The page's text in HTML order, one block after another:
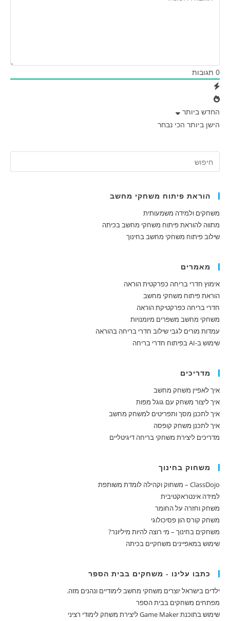
0 תגובות
החדש ביותר
הישן ביותר הכי נבחר
הוראת פיתוח משחקי מחשב
משחקים ולמידה משמעותית
מתווה להוראת פיתוח משחקי מחשב בכיתה
שילוב פיתוח משחקי מחשב בחינוך
מאמרים
אימוץ חדרי בריחה כפרקטית הוראה
הוראת פיתוח משחקי מחשב
חדרי בריחה כפרקטיקת הוראה
משחקי מחשב משפרים מיומנויות
עמדות מורים לגבי שילוב חדרי בריחה בהוראה
שימוש ב-AI בפיתוח חדרי בריחה
מדריכים
איך לאפיין משחק מחשב
איך ליצור משחק עם גוגל מפות
איך לתכנן מסך ותפריטים למשחק מחשב
איך לתכנן משחק קופסה
מדריכים ליצירת משחקי בריחה דיגיטליים
משחוק בחינוך
ClassDojo – משחוק וקהילה לומדת משותפת
למידה אינטראקטיבית
משחק וחזרה על החומר
משחק קורס הון פסיכולוגי
משחקים בחינוך – מי רוצה להיות מיליונר?
שימוש במאפיינים משחקיים בכיתה
כתבו עלינו - משחקים בבית הספר
ילדים בישראל יוצרים משחקי מחשב לימודיים ונהנים מזה.
מפתחים משחקים בבית הספר
שימוש בתוכנת Game Maker ליצירת משחק לימודי רציני